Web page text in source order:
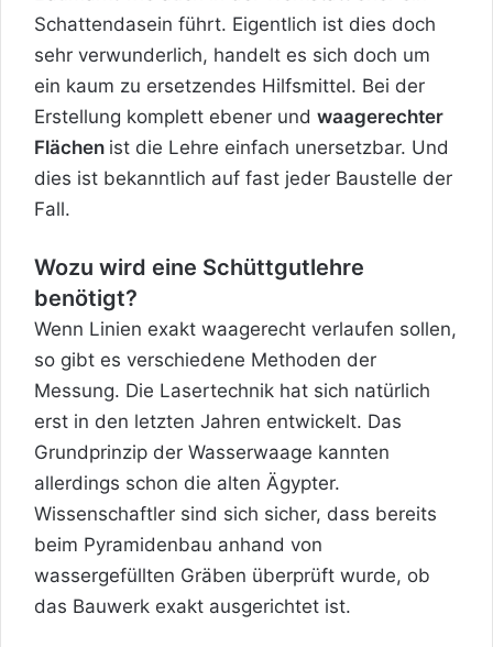
Schattendasein führt. Eigentlich ist dies doch
sehr verwunderlich, handelt es sich doch um
ein kaum zu ersetzendes Hilfsmittel. Bei der
Erstellung komplett ebener und waagerechter
Flächen ist die Lehre einfach unersetzbar. Und
dies ist bekanntlich auf fast jeder Baustelle der
Fall.
Wozu wird eine Schüttgutlehre
benötigt?
Wenn Linien exakt waagerecht verlaufen sollen,
so gibt es verschiedene Methoden der
Messung. Die Lasertechnik hat sich natürlich
erst in den letzten Jahren entwickelt. Das
Grundprinzip der Wasserwaage kannten
allerdings schon die alten Ägypter.
Wissenschaftler sind sich sicher, dass bereits
beim Pyramidenbau anhand von
wassergefüllten Gräben überprüft wurde, ob
das Bauwerk exakt ausgerichtet ist.